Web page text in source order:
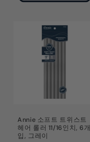
Annie 소프트 트위스트
헤어 롤러 11/16인치, 6개
입, 그레이